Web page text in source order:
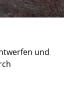
und